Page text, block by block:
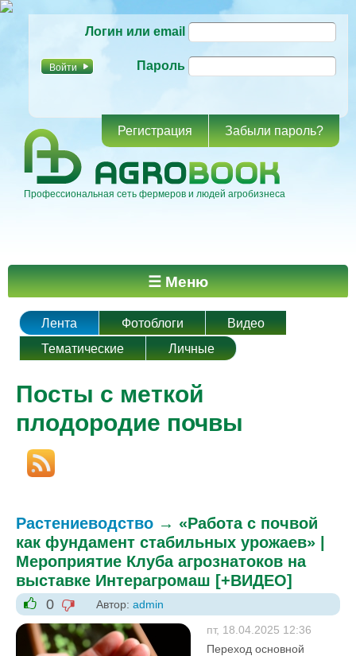
основному
Логин или email
Пароль
Регистрация Забыли пароль?
Профессиональная сеть фермеров и людей агробизнеса
Главное меню ☰ Меню
Лента Фотоблоги
Видео
Тематические
Личные
Посты с меткой
плодородие почвы
Растениеводство → «Работа с почвой
как фундамент стабильных урожаев» |
Мероприятие Клуба агрознатоков на
выставке Интерагромаш [+ВИДЕО]
+1
0
-1
Автор: admin
пт, 18.04.2025 12:36
Переход основной